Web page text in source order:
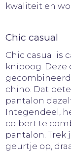
kwaliteit en
Chic casual
Chic casual is
knipoog.
chino. Dat
pantalon
Integendeel,
colbert te
pantalon. Trek
geurtje op,